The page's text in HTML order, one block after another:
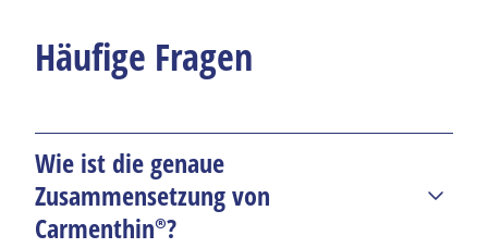
Häufige Fragen
Wie ist die genaue
Zusammensetzung von
Carmenthin®?